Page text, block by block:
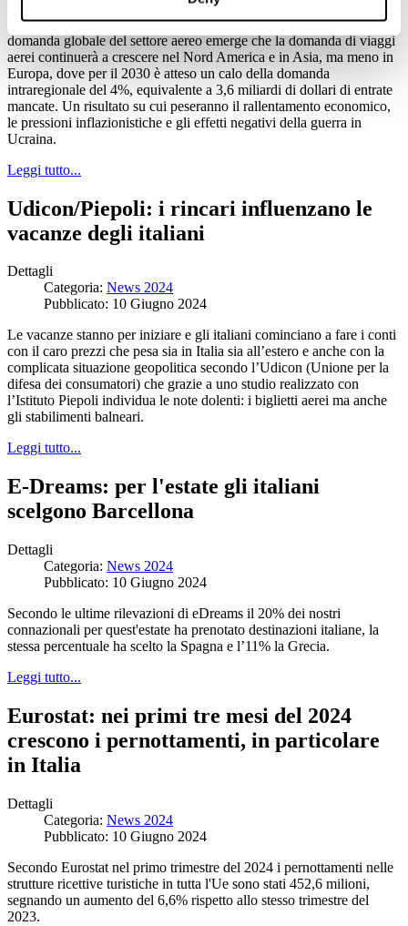
Da un’indagine della società di consulenza Bain che ha analizzato la
domanda globale del settore aereo emerge che la domanda di viaggi
aerei continuerà a crescere nel Nord America e in Asia, ma meno in
Europa, dove per il 2030 è atteso un calo della domanda
intraregionale del 4%, equivalente a 3,6 miliardi di dollari di entrate
mancate. Un risultato su cui peseranno il rallentamento economico,
le pressioni inflazionistiche e gli effetti negativi della guerra in
Ucraina.
Leggi tutto...
Udicon/Piepoli: i rincari influenzano le
vacanze degli italiani
Dettagli
Categoria: News 2024
Pubblicato: 10 Giugno 2024
Le vacanze stanno per iniziare e gli italiani cominciano a fare i conti
con il caro prezzi che pesa sia in Italia sia all’estero e anche con la
complicata situazione geopolitica secondo l’Udicon (Unione per la
difesa dei consumatori) che grazie a uno studio realizzato con
l’Istituto Piepoli individua le note dolenti: i biglietti aerei ma anche
gli stabilimenti balneari.
Leggi tutto...
E-Dreams: per l'estate gli italiani
scelgono Barcellona
Dettagli
Categoria: News 2024
Pubblicato: 10 Giugno 2024
Secondo le ultime rilevazioni di eDreams il 20% dei nostri
connazionali per quest'estate ha prenotato destinazioni italiane, la
stessa percentuale ha scelto la Spagna e l’11% la Grecia.
Leggi tutto...
Eurostat: nei primi tre mesi del 2024
crescono i pernottamenti, in particolare
in Italia
Dettagli
Categoria: News 2024
Pubblicato: 10 Giugno 2024
Secondo Eurostat nel primo trimestre del 2024 i pernottamenti nelle
strutture ricettive turistiche in tutta l'Ue sono stati 452,6 milioni,
segnando un aumento del 6,6% rispetto allo stesso trimestre del
2023.